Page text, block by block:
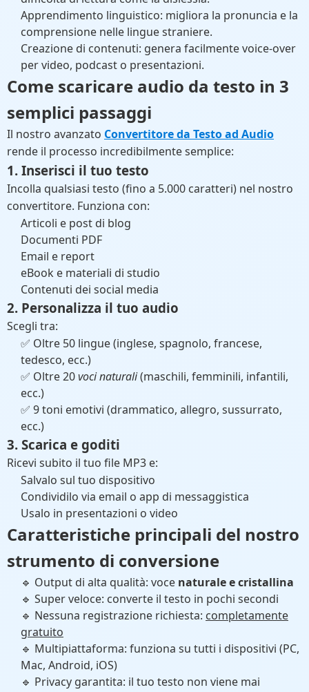
Apprendimento linguistico: migliora la pronuncia e la
comprensione nelle lingue straniere.
Creazione di contenuti: genera facilmente voice-over
per video, podcast o presentazioni.
Come scaricare audio da testo in 3
semplici passaggi
Il nostro avanzato Convertitore da Testo ad Audio
rende il processo incredibilmente semplice:
1. Inserisci il tuo testo
Incolla qualsiasi testo (fino a 5.000 caratteri) nel nostro
convertitore. Funziona con:
Articoli e post di blog
Documenti PDF
Email e report
eBook e materiali di studio
Contenuti dei social media
2. Personalizza il tuo audio
Scegli tra:
✅ Oltre 50 lingue (inglese, spagnolo, francese,
tedesco, ecc.)
✅ Oltre 20voci naturali(maschili, femminili, infantili,
ecc.)
✅ 9 toni emotivi (drammatico, allegro, sussurrato,
ecc.)
3. Scarica e goditi
Ricevi subito il tuo file MP3 e:
Salvalo sul tuo dispositivo
Condividilo via email o app di messaggistica
Usalo in presentazioni o video
Caratteristiche principali del nostro
strumento di conversione
🔹 Output di alta qualità: voce naturale e cristallina
🔹 Super veloce: converte il testo in pochi secondi
🔹 Nessuna registrazione richiesta: completamente
gratuito
🔹 Multipiattaforma: funziona su tutti i dispositivi (PC,
Mac, Android, iOS)
🔹 Privacy garantita: il tuo testo non viene mai